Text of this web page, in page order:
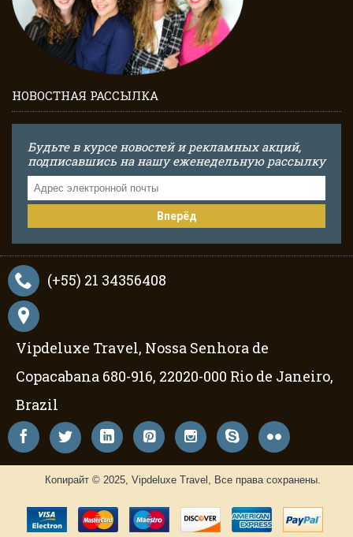
НОВОСТНАЯ РАССЫЛКА
Будьте в курсе новостей и рекламных акций,
подписавшись на нашу еженедельную рассылку
Вперёд
(+55) 21 34356408
Vipdeluxe Travel, Nossa Senhora de
Copacabana 680-916, 22020-000 Rio de Janeiro,
Brazil
Копирайт © 2025, Vipdeluxe Travel, Все права сохранены.